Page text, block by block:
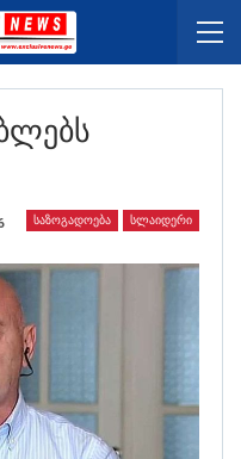
ᲡᲐᲖᲝᲒᲐᲓᲝᲔᲑᲐ ᲡᲚᲐᲘᲓᲔᲠᲘ